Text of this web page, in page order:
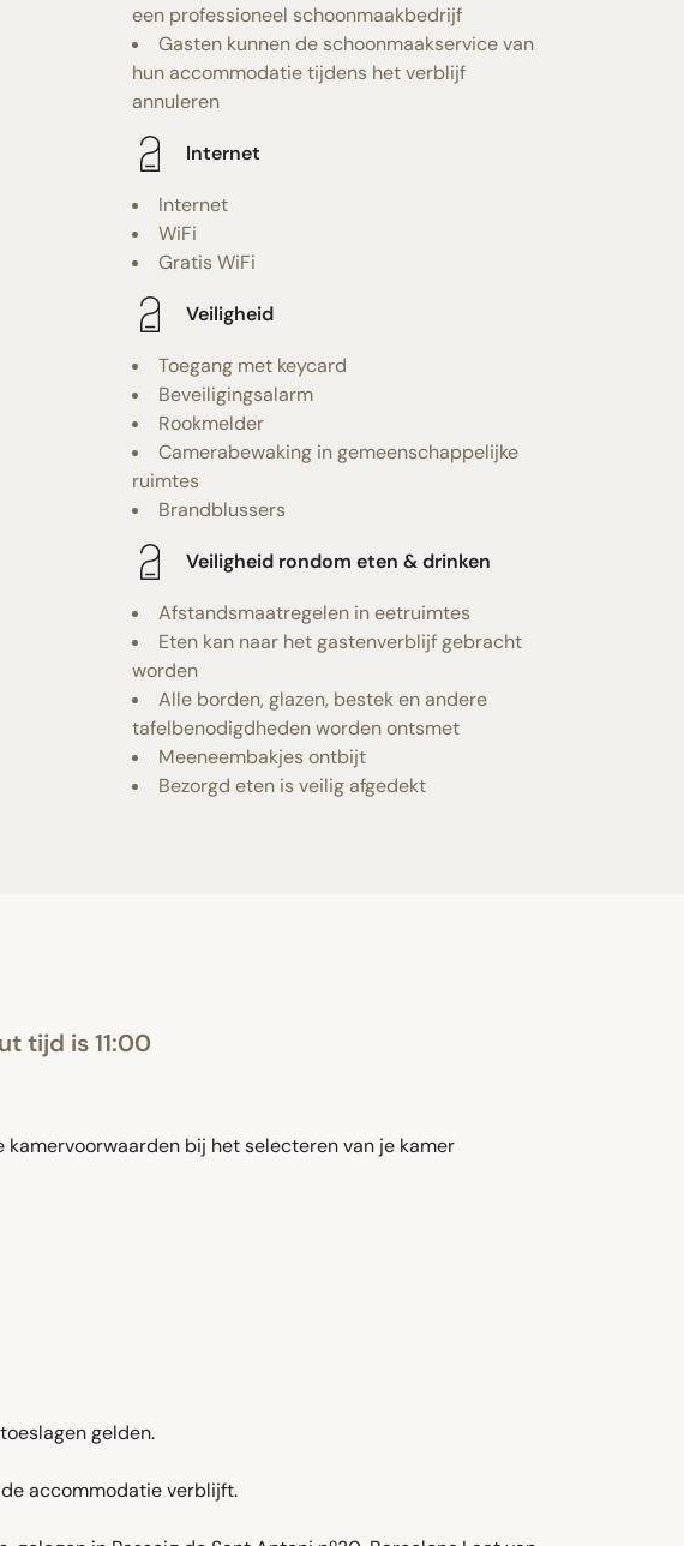
een professioneel schoonmaakbedrijf
Gasten kunnen de schoonmaakservice van
hun accommodatie tijdens het verblijf
annuleren
Internet
Internet
WiFi
Gratis WiFi
Veiligheid
Toegang met keycard
Beveiligingsalarm
Rookmelder
Camerabewaking in gemeenschappelijke
ruimtes
Brandblussers
Veiligheid rondom eten & drinken
Afstandsmaatregelen in eetruimtes
Eten kan naar het gastenverblijf gebracht
worden
Alle borden, glazen, bestek en andere
tafelbenodigdheden worden ontsmet
Meeneembakjes ontbijt
Bezorgd eten is veilig afgedekt
tijd is 11:00
bij het selecteren van je kamer
gelden.
accommodatie verblijft.